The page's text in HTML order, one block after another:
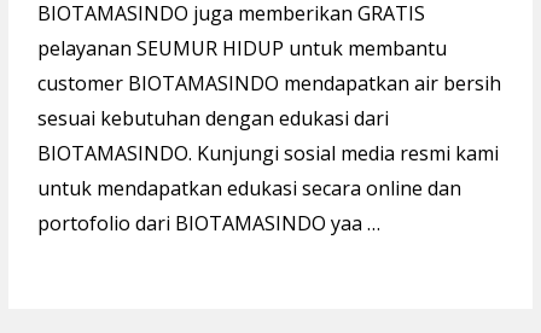
BIOTAMASINDO juga memberikan GRATIS
pelayanan SEUMUR HIDUP untuk membantu
customer BIOTAMASINDO mendapatkan air bersih
sesuai kebutuhan dengan edukasi dari
BIOTAMASINDO. Kunjungi sosial media resmi kami
untuk mendapatkan edukasi secara online dan
portofolio dari BIOTAMASINDO yaa …